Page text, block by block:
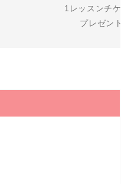
1レッスンチケ
プレゼント